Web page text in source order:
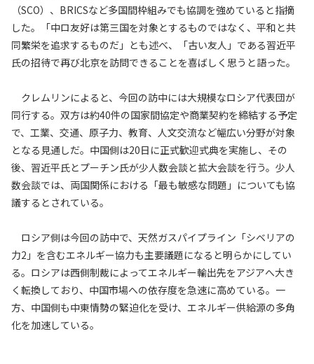
（SCO）、BRICSなど多国間枠組みでも協調を強めていると指摘
した。「中ロ友好は第三国を対象とするものではなく、平和と共
同繁栄を追求するものだ」とも述べ、「古い友人」である習近平
氏の招待で再び北京を訪問できることを喜ばしく思うと語った。
クレムリンによると、今回の訪中には大規模なロシア代表団が
同行する。双方は約40件の国家間協定や商業契約を締結する予定
で、工業、交通、原子力、教育、人文交流など幅広い分野が対象
となる見通しだ。中国側は20日に正式歓迎式典を実施し、その
後、習近平氏とプーチン氏が少人数会談と拡大会談を行う。少人
数会談では、両国関係における「最も敏感な問題」についても協
議するとされている。
ロシア側は今回の訪中で、天然ガスパイプライン「シベリアの
力2」を含むエネルギー協力も主要議題になると明らかにしてい
る。ロシアは西側制裁によってエネルギー輸出先をアジアへ大き
く転換しており、中国市場への依存度を急速に高めている。一
方、中国側も中東情勢の緊迫化を受け、エネルギー供給源の多角
化を加速している。